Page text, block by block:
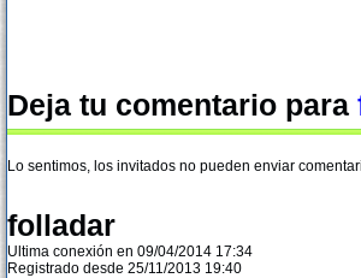
Deja tu comentario para
Lo sentimos, los invitados no pueden enviar
folladar
Ultima conexión en 09/04/2014 17:34
Registrado desde 25/11/2013 19:40